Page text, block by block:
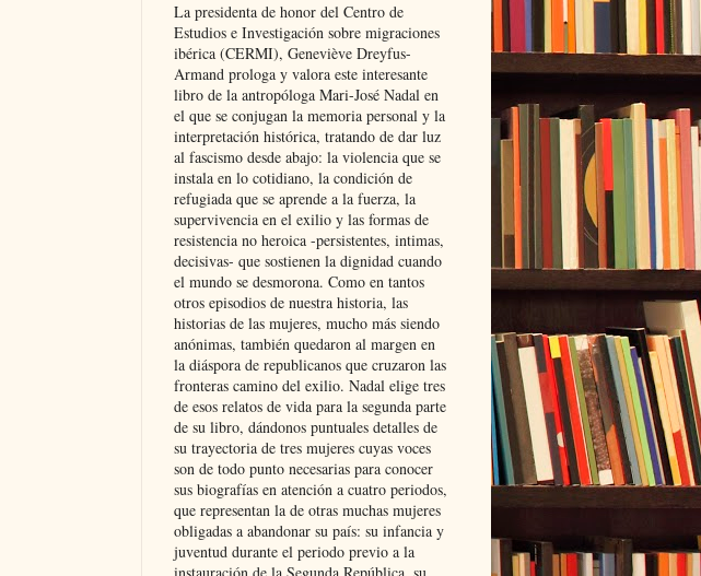
La presidenta de honor del Centro de
Estudios e Investigación sobre migraciones
ibérica (CERMI), Geneviève Dreyfus-
Armand prologa y valora este interesante
libro de la antropóloga Mari-José Nadal en
el que se conjugan la memoria personal y la
interpretación histórica, tratando de dar luz
al fascismo desde abajo: la violencia que se
instala en lo cotidiano, la condición de
refugiada que se aprende a la fuerza, la
supervivencia en el exilio y las formas de
resistencia no heroica -persistentes, intimas,
decisivas- que sostienen la dignidad cuando
el mundo se desmorona. Como en tantos
otros episodios de nuestra historia, las
historias de las mujeres, mucho más siendo
anónimas, también quedaron al margen en
la diáspora de republicanos que cruzaron las
fronteras camino del exilio. Nadal elige tres
de esos relatos de vida para la segunda parte
de su libro, dándonos puntuales detalles de
su trayectoria de tres mujeres cuyas voces
son de todo punto necesarias para conocer
sus biografías en atención a cuatro periodos,
que representan la de otras muchas mujeres
obligadas a abandonar su país: su infancia y
juventud durante el periodo previo a la